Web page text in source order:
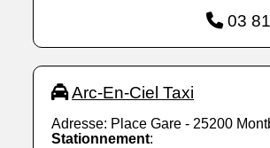
03
Arc-En-Ciel Taxi
Adresse: Place Gare - 25200
Stationnement: